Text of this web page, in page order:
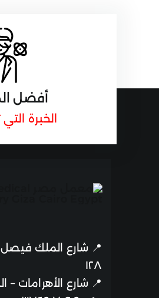
أفضل
الخبرة
📍 شارع الملك فيصل –
١٢٨
📍 شارع الأهرامات –